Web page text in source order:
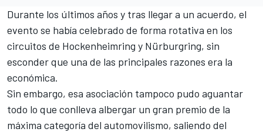
Durante los últimos años y tras llegar a un acuerdo, el
evento se había celebrado de forma rotativa en los
circuitos de Hockenheimring y Nürburgring, sin
esconder que una de las principales razones era la
económica.
Sin embargo, esa asociación tampoco pudo aguantar
todo lo que conlleva albergar un gran premio de la
máxima categoría del automovilismo, saliendo del